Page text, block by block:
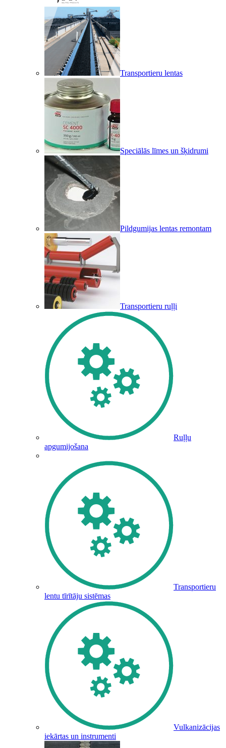
Transportieru lentas
Speciālās līmes un šķidrumi
Pildgumijas lentas remontam
Transportieru ruļļi
Ruļļu
apgumijošana
Transportieru
lentu tīrītāju sistēmas
Vulkanizācijas
iekārtas un instrumenti